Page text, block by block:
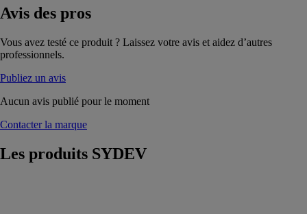
Avis des pros
Vous avez testé ce produit ? Laissez votre avis et aidez d’autres
professionnels.
Publiez un avis
Aucun avis publié pour le moment
Contacter la marque
Les produits SYDEV